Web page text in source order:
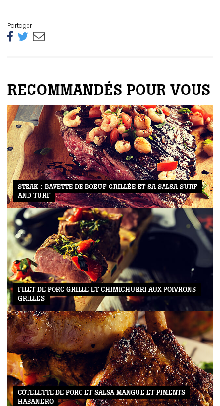
Partager
RECOMMANDÉS POUR VOUS
STEAK : BAVETTE DE BOEUF GRILLÉE ET SA SALSA SURF
AND TURF
FILET DE PORC GRILLÉ ET CHIMICHURRI AUX POIVRONS
GRILLÉS
CÔTELETTE DE PORC ET SALSA MANGUE ET PIMENTS
HABANERO